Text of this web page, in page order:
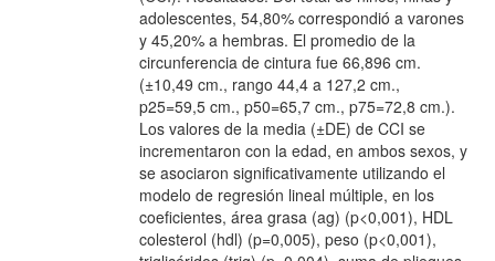
adolescentes, 54,80% correspondió a varones
y 45,20% a hembras. El promedio de la
circunferencia de cintura fue 66,896 cm.
(±10,49 cm., rango 44,4 a 127,2 cm.,
p25=59,5 cm., p50=65,7 cm., p75=72,8 cm.).
Los valores de la media (±DE) de CCI se
incrementaron con la edad, en ambos sexos, y
se asociaron significativamente utilizando el
modelo de regresión lineal múltiple, en los
coeficientes, área grasa (ag) (p<0,001), HDL
colesterol (hdl) (p=0,005), peso (p<0,001),